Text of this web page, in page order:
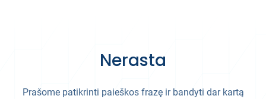
Nerasta
Prašome patikrinti paieškos frazę ir bandyti dar kartą